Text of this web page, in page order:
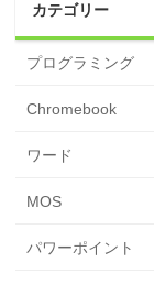
カテゴリー
プログラミング
Chromebook
ワード
MOS
パワーポイント